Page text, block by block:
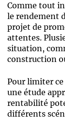
Comme tout
le rendement
projet de
attentes.
situation,
construction
Pour limiter
une étude
rentabilité
différents